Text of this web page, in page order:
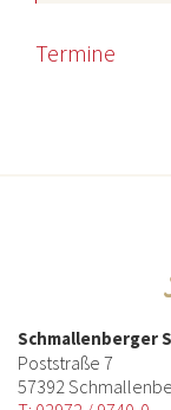
Termine
Schmallenberger
Poststraße 7
57392